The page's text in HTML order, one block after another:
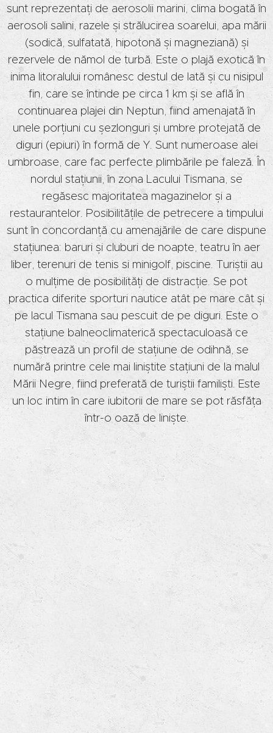
sunt reprezentați de aerosolii marini, clima bogată în
aerosoli salini, razele și strălucirea soarelui, apa mării
(sodică, sulfatată, hipotonă și magneziană) și
rezervele de nămol de turbă. Este o plajă exotică în
inima litoralului românesc destul de lată și cu nisipul
fin, care se întinde pe circa 1 km și se află în
continuarea plajei din Neptun, fiind amenajată în
unele porțiuni cu șezlonguri și umbre protejată de
diguri (epiuri) în formă de Y. Sunt numeroase alei
umbroase, care fac perfecte plimbările pe faleză. În
nordul stațiunii, în zona Lacului Tismana, se
regăsesc majoritatea magazinelor și a
restaurantelor. Posibilitățile de petrecere a timpului
sunt în concordanță cu amenajările de care dispune
stațiunea: baruri și cluburi de noapte, teatru în aer
liber, terenuri de tenis si minigolf, piscine. Turiștii au
o mulțime de posibilități de distracție. Se pot
practica diferite sporturi nautice atât pe mare cât și
pe lacul Tismana sau pescuit de pe diguri. Este o
stațiune balneoclimaterică spectaculoasă ce
păstrează un profil de stațiune de odihnă, se
numără printre cele mai liniștite stațiuni de la malul
Mării Negre, fiind preferată de turiștii familiști. Este
un loc intim în care iubitorii de mare se pot răsfăța
într-o oază de liniște.